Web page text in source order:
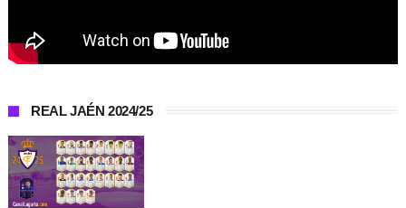
REAL JAÉN 2024/25